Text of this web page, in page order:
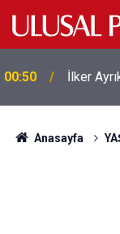
00:50 İlker
00:39
Liverpool
Anasayfa